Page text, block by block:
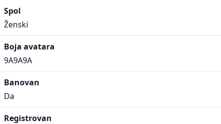
Spol
Ženski
Boja avatara
9A9A9A
Banovan
Da
Registrovan